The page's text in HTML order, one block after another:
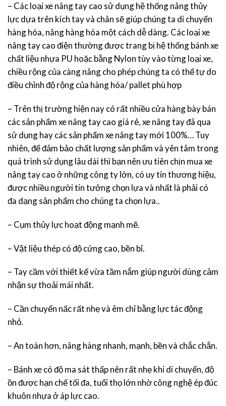
– Các loại xe nâng tay cao sử dụng hệ thống nâng thủy
lực dựa trên kích tay và chân sẽ giúp chúng ta di chuyển
hàng hóa, nâng hàng hóa một cách dễ dàng. Các loại xe
nâng tay cao điện thường được trang bị hệ thống bánh xe
chất liệu nhựa PU hoặc bằng Nylon tùy vào từng loại xe,
chiều rộng của càng nâng cho phép chúng ta có thể tự do
điều chỉnh độ rộng của hàng hóa/ pallet phù hợp
– Trên thị trường hiện nay có rất nhiều cửa hàng bày bán
các sản phẩm xe nâng tay cao giá rẻ, xe nâng tay đã qua
sử dụng hay các sản phẩm xe nâng tay mới 100%… Tuy
nhiên, để đảm bảo chất lượng sản phẩm và yên tâm trong
quá trình sử dụng lâu dài thì bạn nên ưu tiên chịn mua xe
nâng tay cao ở những công ty lớn, có uy tín thương hiệu,
được nhiều người tin tưởng chọn lựa và nhất là phải có
đa dạng sản phẩm cho chúng ta chọn lựa..
– Cụm thủy lực hoạt động mạnh mẽ.
– Vật liệu thép có độ cứng cao, bền bỉ.
– Tay cầm với thiết kế vừa tầm nắm giúp người dùng cảm
nhận sự thoải mái nhất.
– Cần chuyển nấc rất nhẹ và êm chỉ bằng lực tác động
nhỏ.
– An toàn hơn, nâng hàng nhanh, mạnh, bền và chắc chắn.
– Bánh xe có độ ma sát thấp nên rất nhẹ khi di chuyển, độ
ồn được hạn chế tối đa, tuổi thọ lớn nhờ công nghệ ép đúc
khuôn nhựa ở áp lực cao.